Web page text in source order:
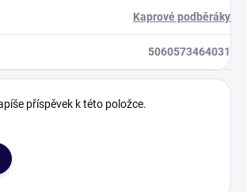
Kaprové podběráky
5060573464031
příspěvek k této položce.